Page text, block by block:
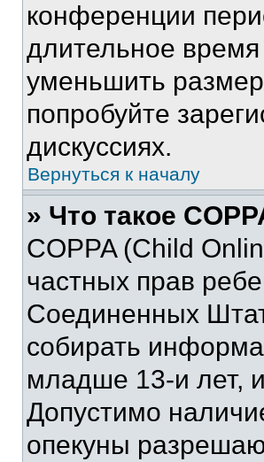
конференции
длительное
уменьшить
попробуйте
дискуссиях.
Вернуться к началу
» Что такое
COPPA (Child
частных прав
Соединенных
собирать
младше 13-и лет,
Допустимо
опекуны